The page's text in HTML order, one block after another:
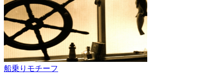
船乗りモチーフ